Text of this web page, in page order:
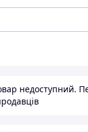
недоступний.